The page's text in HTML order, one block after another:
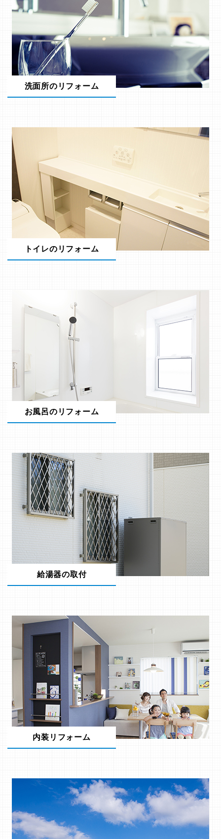
洗面所のリフォーム
トイレのリフォーム
お風呂のリフォーム
給湯器の取付
内装リフォーム